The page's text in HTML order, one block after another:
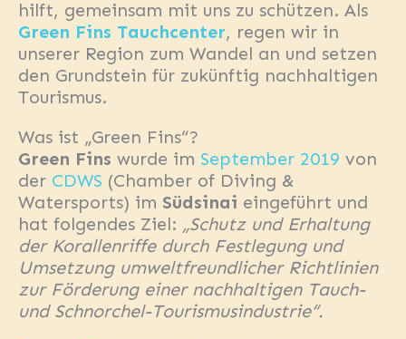
hilft, gemeinsam mit uns zu schützen. Als
Green Fins Tauchcenter, regen wir in
unserer Region zum Wandel an und setzen
den Grundstein für zukünftig nachhaltigen
Tourismus.
Was ist „Green Fins“?
Green Fins wurde im September 2019 von
der CDWS (Chamber of Diving &
Watersports) im Südsinai eingeführt und
hat folgendes Ziel: „Schutz und Erhaltung
der Korallenriffe durch Festlegung und
Umsetzung umweltfreundlicher Richtlinien
zur Förderung einer nachhaltigen Tauch-
und Schnorchel-Tourismusindustrie“.